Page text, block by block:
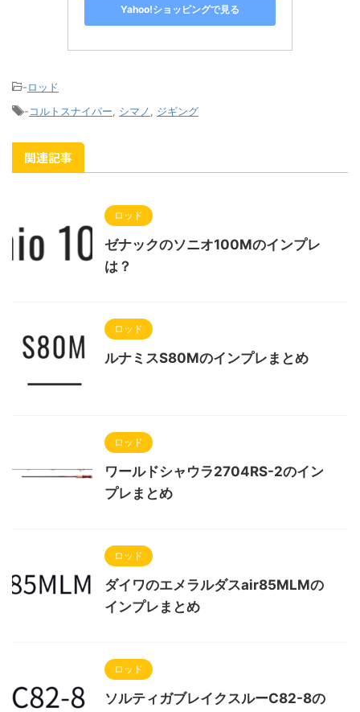
Yahoo!ショッピングで見る
-ロッド
-コルトスナイパー シマノ ジギング
関連記事
ロッド
ゼナックのソニオ100Mのインプレ
は？
ロッド
ルナミスS80Mのインプレまとめ
ロッド
ワールドシャウラ2704RS-2のイン
プレまとめ
ロッド
ダイワのエメラルダスair85MLMの
インプレまとめ
ロッド
ソルティガブレイクスルーC82-8の